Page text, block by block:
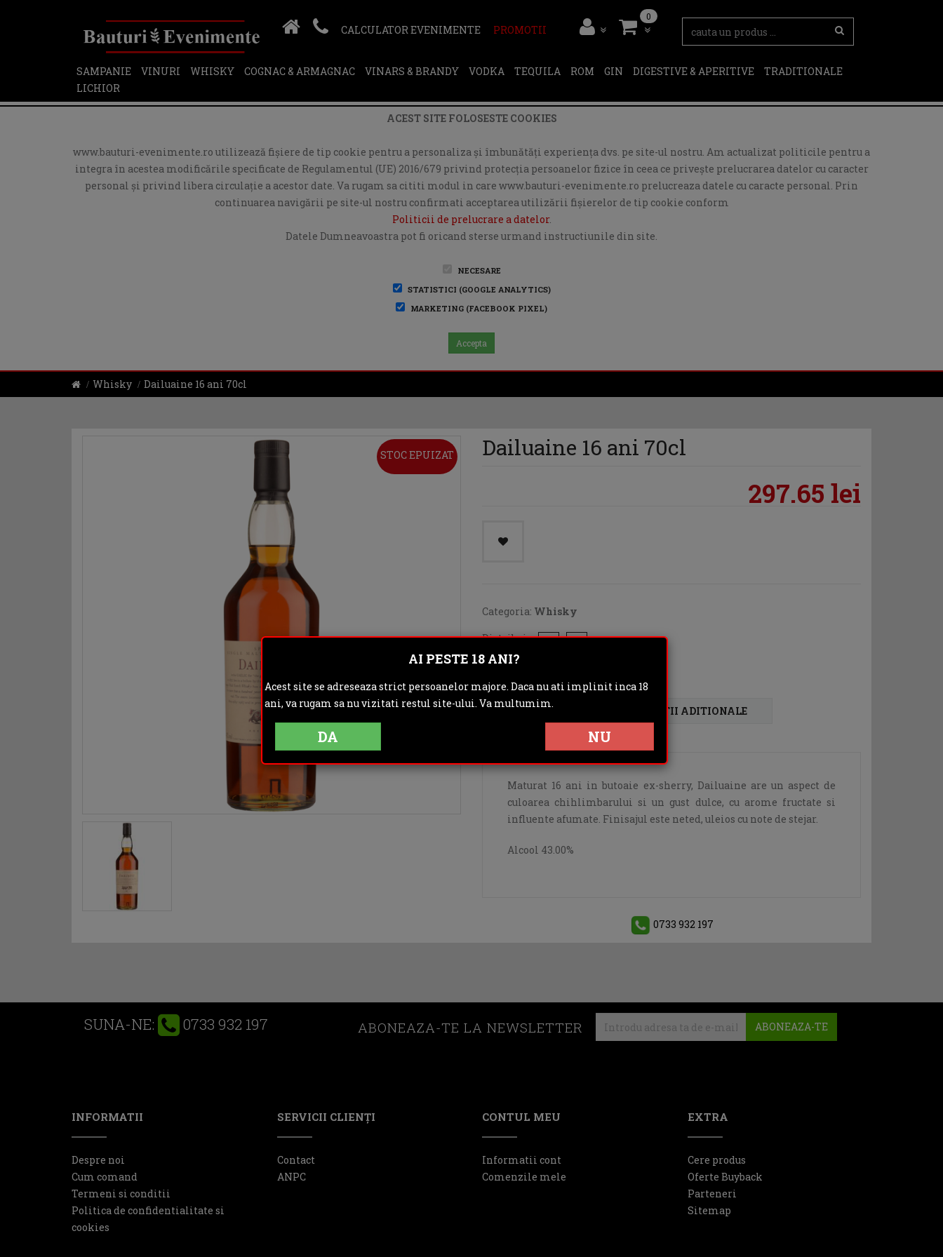
CALCULATOR EVENIMENTE PROMOTII
0
SAMPANIE VINURI WHISKY COGNAC & ARMAGNAC VINARS & BRANDY VODKA TEQUILA ROM GIN DIGESTIVE & APERITIVE
TRADITIONALE
LICHIOR
ACEST SITE FOLOSESTE COOKIES
www.bauturi-evenimente.ro utilizează fişiere de tip cookie pentru a personaliza și îmbunătăți experiența dvs. pe site-ul nostru. Am actualizat politicile pentru a
integra în acestea modificările specificate de Regulamentul (UE) 2016/679 privind protecția persoanelor fizice în ceea ce privește prelucrarea datelor cu caracter
personal și privind libera circulație a acestor date. Va rugam sa cititi modul in care www.bauturi-evenimente.ro prelucreaza datele cu caracte personal. Prin
continuarea navigării pe site-ul nostru confirmati acceptarea utilizării fişierelor de tip cookie conform
Politicii de prelucrare a datelor.
Datele Dumneavoastra pot fi oricand sterse urmand instructiunile din site.
NECESARE
STATISTICI (GOOGLE ANALYTICS)
MARKETING (FACEBOOK PIXEL)
Accepta
Whisky Dailuaine 16 ani 70cl
STOC EPUIZAT Dailuaine 16 ani 70cl
297.65 lei
Categoria: Whisky
Distribuie:
DESCRIERE INFORMATII ADITIONALE
Maturat 16 ani in butoaie ex-sherry, Dailuaine are un aspect de
culoarea chihlimbarului si un gust dulce, cu arome fructate si
influente afumate. Finisajul este neted, uleios cu note de stejar.
Alcool 43.00%
0733 932 197
SUNA-NE: 0733 932 197 ABONEAZA-TE LA NEWSLETTER ABONEAZA-TE
INFORMATII
Despre noi
Cum comand
Termeni si conditii
Politica de confidentialitate si
cookies
SERVICII CLIENŢI
Contact
ANPC
CONTUL MEU
Informatii cont
Comenzile mele
EXTRA
Cere produs
Oferte Buyback
Parteneri
Sitemap
AI PESTE 18 ANI?
Acest site se adreseaza strict persoanelor majore. Daca nu ati implinit inca 18
ani, va rugam sa nu vizitati restul site-ului. Va multumim.
DA NU